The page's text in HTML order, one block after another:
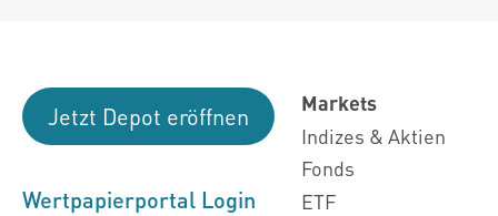
Jetzt Depot eröffnen
Wertpapierportal Login
Markets
Indizes & Aktien
Fonds
ETF